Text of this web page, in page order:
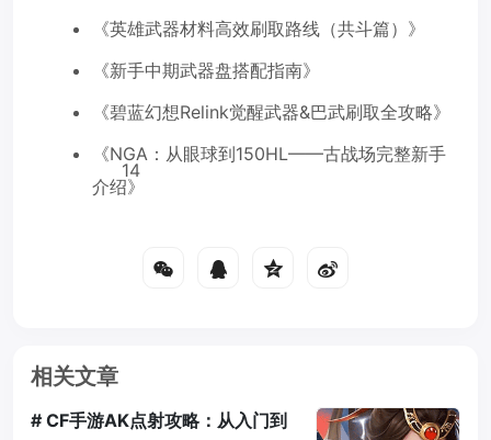
《英雄武器材料高效刷取路线（共斗篇）》
《新手中期武器盘搭配指南》
《碧蓝幻想Relink觉醒武器&巴武刷取全攻略》
《NGA：从眼球到150HL——古战场完整新手
介绍》
14
相关文章
# CF手游AK点射攻略：从入门到